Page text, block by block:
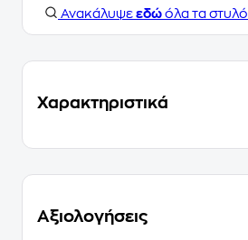
Ανακάλυψε εδώ όλα τα στυλό
Χαρακτηριστικά
Αξιολογήσεις